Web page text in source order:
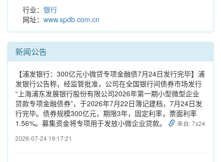
行业： 银行
网址： www.spdb.com.cn
新闻公告
【浦发银行：300亿元小微贷专项金融债7月24日发行完毕】浦
发银行公告称，经监管批准，公司在全国银行间债券市场发行
“上海浦东发展银行股份有限公司2026年第一期小型微型企业
贷款专项金融债券”，于2026年7月22日簿记建档，7月24日发
行完毕。债券规模300亿元，期限3年，固定利率，票面利率
1.56%。募集资金将专项用于发放小微企业贷款。
来自: 7x24
2026-07-24 19:17:21